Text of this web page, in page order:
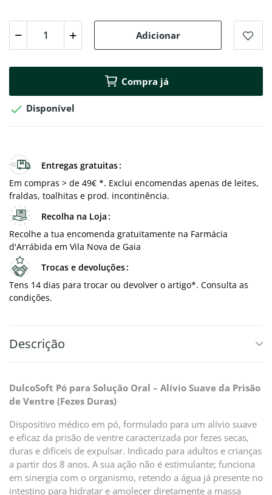
Adicionar
Compra já
 Disponível
Entregas gratuitas
Em compras > de 49€ *. Exclui encomendas apenas de leites,
fraldas, toalhitas e prod. incontinência.
Recolha na Loja
Recolhe a tua encomenda gratuitamente na Farmácia
d'Arrábida em Vila Nova de Gaia
Trocas e devoluções
Tens 14 dias para trocar ou devolver o artigo*. Consulta as
condições.
Descrição
DulcoSoft Pó para Solução Oral – Alívio Suave da Prisão
de Ventre (Fezes Duras)
Dispositivo médico em pó, formulado para um alívio suave
e eficaz da prisão de ventre caracterizada por fezes secas,
duras e difíceis de expulsar. Indicado para adultos e crianças
a partir dos 8 anos. A sua ação não é estimulante; funciona
em sinergia com o organismo, retendo a água já presente no
intestino para hidratar e amolecer diretamente a massa